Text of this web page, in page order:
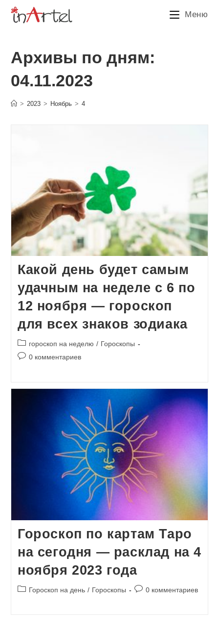
Перейти
Меню
Архивы по дням:
04.11.2023
> 2023 > Ноябрь > 4
Какой день будет самым
удачным на неделе с 6 по
12 ноября — гороскоп
для всех знаков зодиака
Рубрика
записи:
гороскоп на неделю / Гороскопы
Комментарии
0 комментариев
Гороскоп по картам Таро
на сегодня — расклад на 4
ноября 2023 года
Рубрика
Гороскоп на день / Гороскопы
Комментарии
0 комментариев